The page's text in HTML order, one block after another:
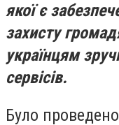
якої є
захисту
українцям
сервісів.
Було